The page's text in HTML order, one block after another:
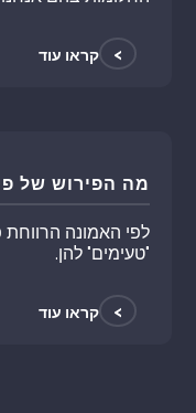
> קראו עוד
מה הפירוש של
לפי האמונה הרווחת
"טעימים" להן.
> קראו עוד